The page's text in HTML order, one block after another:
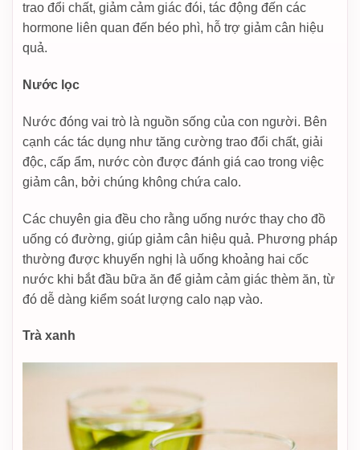
trao đổi chất, giảm cảm giác đói, tác động đến các
hormone liên quan đến béo phì, hỗ trợ giảm cân hiệu
quả.
Nước lọc
Nước đóng vai trò là nguồn sống của con người. Bên
cạnh các tác dụng như tăng cường trao đổi chất, giải
độc, cấp ẩm, nước còn được đánh giá cao trong việc
giảm cân, bởi chúng không chứa calo.
Các chuyên gia đều cho rằng uống nước thay cho đồ
uống có đường, giúp giảm cân hiệu quả. Phương pháp
thường được khuyến nghị là uống khoảng hai cốc
nước khi bắt đầu bữa ăn để giảm cảm giác thèm ăn, từ
đó dễ dàng kiểm soát lượng calo nạp vào.
Trà xanh